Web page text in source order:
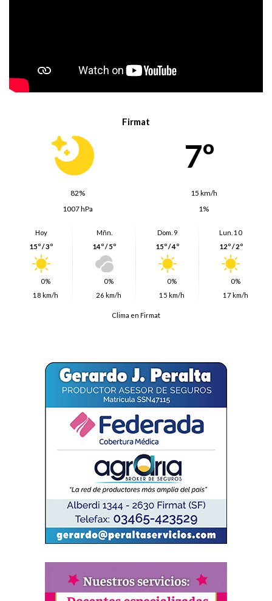
Firmat
7º
82%
15 km/h
1007 hPa
1%
Hoy
15º / 3º
0%
18 km/h
Mñn.
14º / 5º
0%
26 km/h
Dom. 9
15º / 4º
0%
15 km/h
Lun. 10
12º / 2º
0%
17 km/h
Clima en Firmat